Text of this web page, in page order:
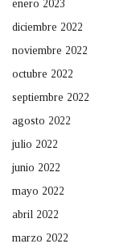
enero 2023
diciembre 2022
noviembre 2022
octubre 2022
septiembre 2022
agosto 2022
julio 2022
junio 2022
mayo 2022
abril 2022
marzo 2022